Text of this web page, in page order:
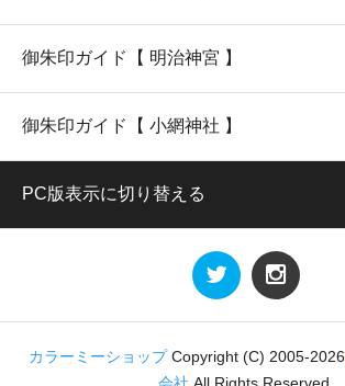
御朱印ガイド【 明治神宮 】
御朱印ガイド【 小網神社 】
PC版表示に切り替える
カラーミーショップ Copyright (C) 2005-2026